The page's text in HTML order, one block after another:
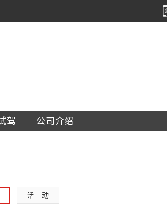
驾 公司介绍
活    动